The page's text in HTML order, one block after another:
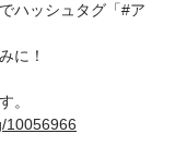
ハッシュタグ「#ア
に！
。
10056966